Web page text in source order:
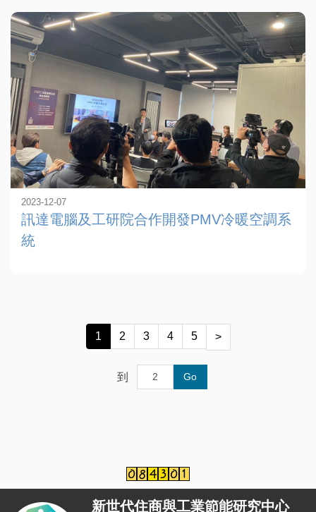
2023-12-07
訊達電腦及工研院合作開發PMV冷暖空調系
統
1 2 3 4 5 >
到 Go
新世代住商與工業節能研究中心